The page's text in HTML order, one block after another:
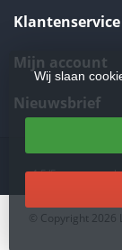
Klantenservice
Mijn account
Nieuwsbrief
4.5/5sterren op
Wij slaan
© Copyright 2026